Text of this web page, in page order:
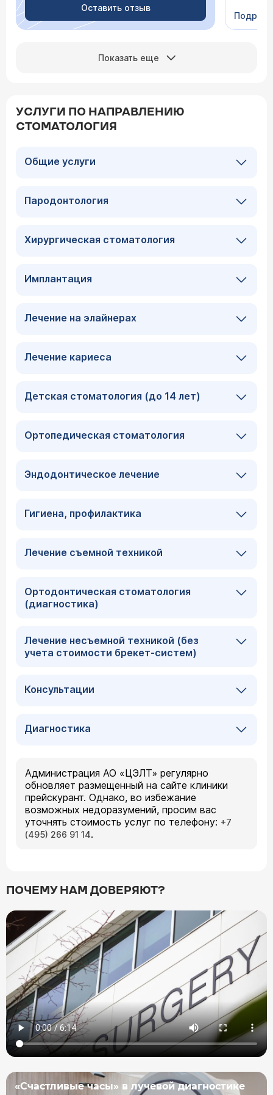
Оставить отзыв
Сейчас
Показать еще
УСЛУГИ ПО НАПРАВЛЕНИЮ
СТОМАТОЛОГИЯ
Общие услуги
Пародонтология
Хирургическая стоматология
Имплантация
Лечение на элайнерах
Лечение кариеса
Детская стоматология (до 14 лет)
Ортопедическая стоматология
Эндодонтическое лечение
Гигиена, профилактика
Лечение съемной техникой
Ортодонтическая стоматология
(диагностика)
Лечение несъемной техникой (без
учета стоимости брекет-систем)
Консультации
Диагностика
Администрация АО «ЦЭЛТ» регулярно
обновляет размещенный на сайте клиники
прейскурант. Однако, во избежание
возможных недоразумений, просим вас
уточнять стоимость услуг по телефону: +7
(495) 266 91 14.
ПОЧЕМУ НАМ ДОВЕРЯЮТ?
«Счастливые часы» в лучевой диагностике